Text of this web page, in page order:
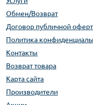
Обмен/Возврат
Договор публичной
Политика
Контакты
Возврат товара
Карта сайта
Производители